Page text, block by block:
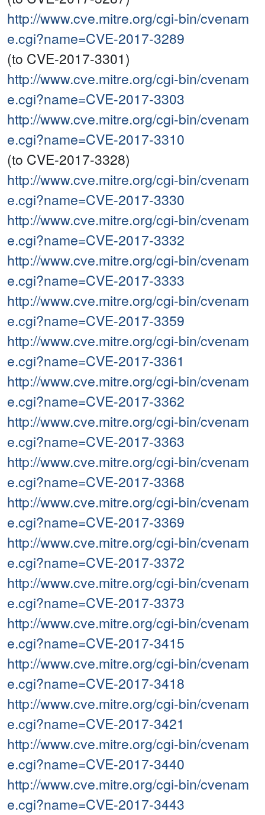
http://www.cve.mitre.org/cgi-bin/cvenam
e.cgi?name=CVE-2017-3289
(to CVE-2017-3301)
http://www.cve.mitre.org/cgi-bin/cvenam
e.cgi?name=CVE-2017-3303
http://www.cve.mitre.org/cgi-bin/cvenam
e.cgi?name=CVE-2017-3310
(to CVE-2017-3328)
http://www.cve.mitre.org/cgi-bin/cvenam
e.cgi?name=CVE-2017-3330
http://www.cve.mitre.org/cgi-bin/cvenam
e.cgi?name=CVE-2017-3332
http://www.cve.mitre.org/cgi-bin/cvenam
e.cgi?name=CVE-2017-3333
http://www.cve.mitre.org/cgi-bin/cvenam
e.cgi?name=CVE-2017-3359
http://www.cve.mitre.org/cgi-bin/cvenam
e.cgi?name=CVE-2017-3361
http://www.cve.mitre.org/cgi-bin/cvenam
e.cgi?name=CVE-2017-3362
http://www.cve.mitre.org/cgi-bin/cvenam
e.cgi?name=CVE-2017-3363
http://www.cve.mitre.org/cgi-bin/cvenam
e.cgi?name=CVE-2017-3368
http://www.cve.mitre.org/cgi-bin/cvenam
e.cgi?name=CVE-2017-3369
http://www.cve.mitre.org/cgi-bin/cvenam
e.cgi?name=CVE-2017-3372
http://www.cve.mitre.org/cgi-bin/cvenam
e.cgi?name=CVE-2017-3373
http://www.cve.mitre.org/cgi-bin/cvenam
e.cgi?name=CVE-2017-3415
http://www.cve.mitre.org/cgi-bin/cvenam
e.cgi?name=CVE-2017-3418
http://www.cve.mitre.org/cgi-bin/cvenam
e.cgi?name=CVE-2017-3421
http://www.cve.mitre.org/cgi-bin/cvenam
e.cgi?name=CVE-2017-3440
http://www.cve.mitre.org/cgi-bin/cvenam
e.cgi?name=CVE-2017-3443